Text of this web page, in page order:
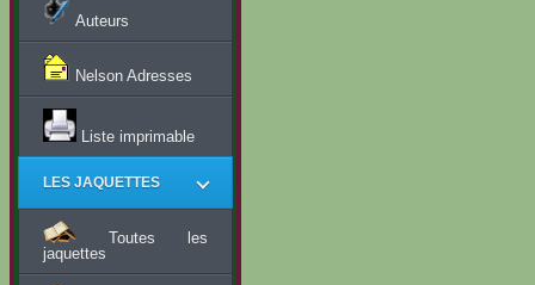
Auteurs
Nelson Adresses
Liste imprimable
LES JAQUETTES
Toutes les
jaquettes